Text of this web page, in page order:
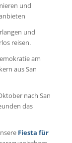
und
und
reisen.
am
aus San
nach San
das
Fiesta für